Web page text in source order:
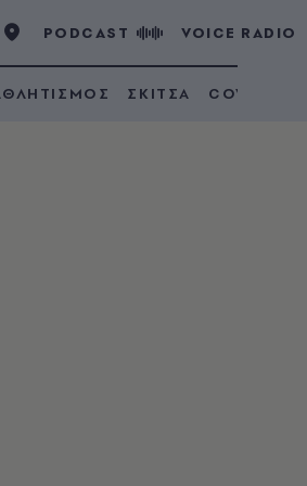
PODCAST VOICE RADIO
ΣΚΙΤΣΑ COVID 19